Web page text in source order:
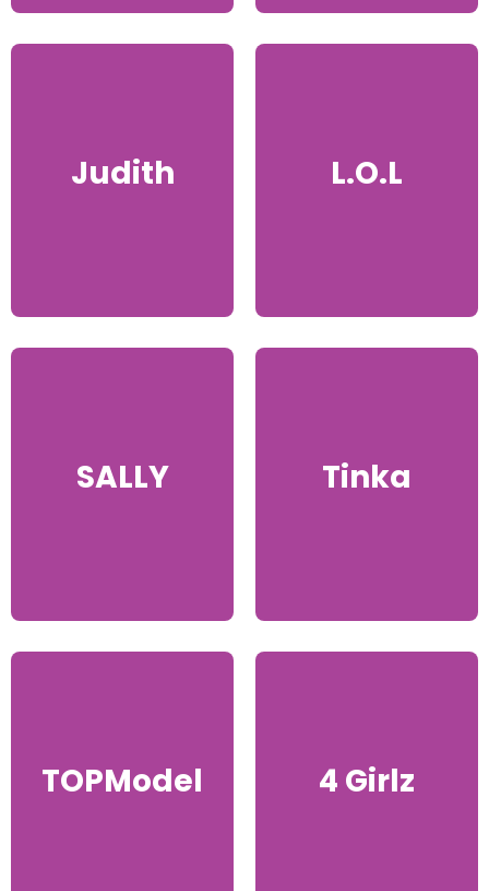
Judith L.O.L
SALLY Tinka
TOPModel 4 Girlz